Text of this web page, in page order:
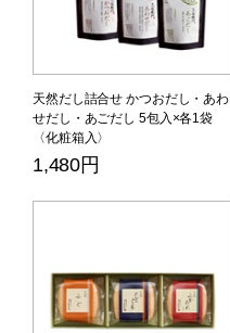
天然だし詰合せ かつおだし・あわ
せだし・あごだし 5包入×各1袋
〈化粧箱入〉
1,480円